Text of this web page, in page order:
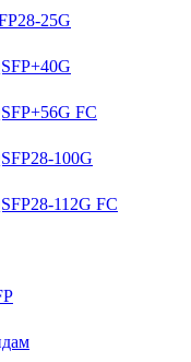
25G
FC
100G
112G FC